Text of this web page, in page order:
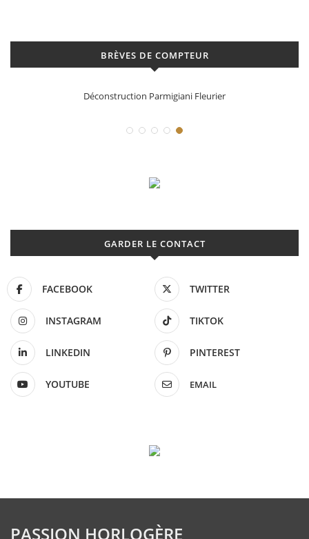
BRÈVES DE COMPTEUR
Déconstruction Parmigiani Fleurier
GARDER LE CONTACT
FACEBOOK TWITTER
INSTAGRAM TIKTOK
LINKEDIN PINTEREST
YOUTUBE EMAIL
PASSION HORLOGÈRE